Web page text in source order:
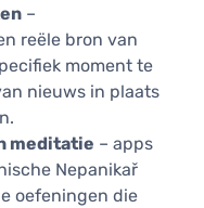
–
reële bron van
moment te
nieuws in plaats
meditatie – apps
Nepanikař
oefeningen die